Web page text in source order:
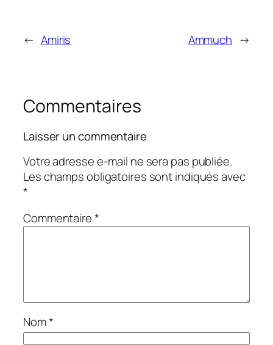
← Amiris Ammuch →
Commentaires
Laisser un commentaire
Votre adresse e-mail ne sera pas publiée.
Les champs obligatoires sont indiqués avec
*
Commentaire*
Nom*